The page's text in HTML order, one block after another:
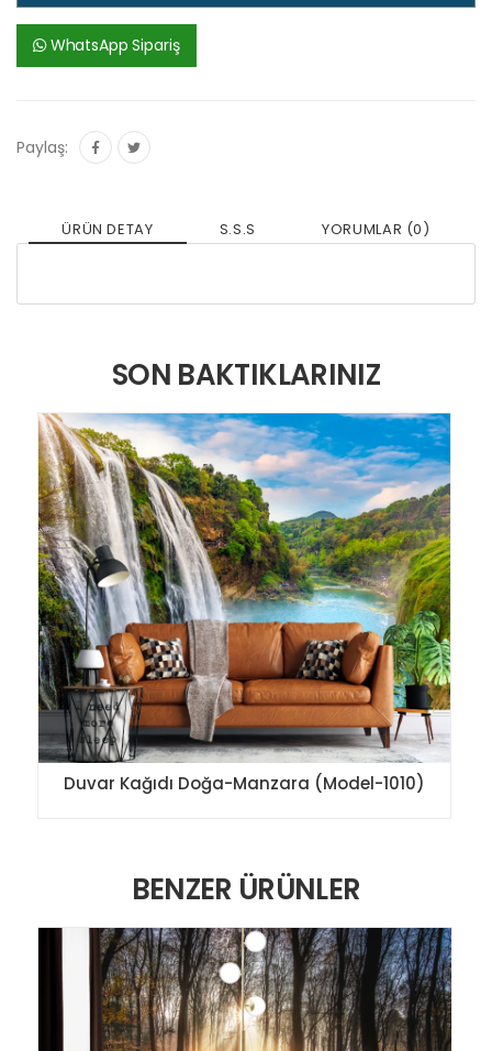
WhatsApp Sipariş
Paylaş:
ÜRÜN DETAY S.S.S YORUMLAR (0)
SON BAKTIKLARINIZ
Duvar Kağıdı Doğa-Manzara (Model-1010)
BENZER ÜRÜNLER